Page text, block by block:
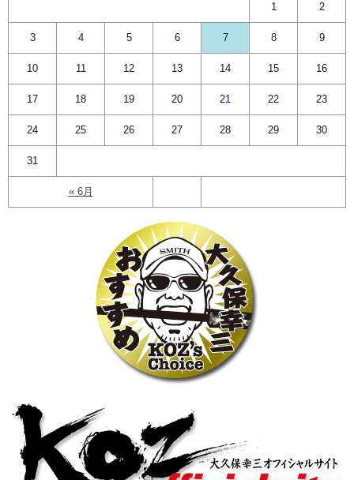
« 6月
1 2
3 4 5 6 7 8 9
10 11 12 13 14 15 16
17 18 19 20 21 22 23
24 25 26 27 28 29 30
31